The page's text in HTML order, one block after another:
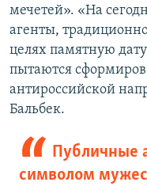
мечетей». «На
агенты,
целях памятную
пытаются
антироссийской
Бальбек.
Публичные
символом